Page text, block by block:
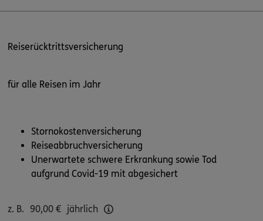
Reiserücktrittsversicherung
für alle Reisen im Jahr
Stornokostenversicherung
Reiseabbruchversicherung
Unerwartete schwere Erkrankung sowie Tod
aufgrund Covid-19 mit abgesichert
z. B. 90,00 € jährlich